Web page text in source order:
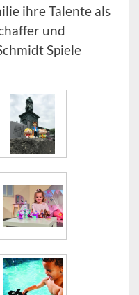
ihre Talente als
und
Spiele